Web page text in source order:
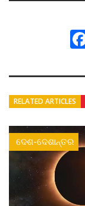
RELATED ARTICLES
ଦେଶ-ଦେଶାନ୍ତର